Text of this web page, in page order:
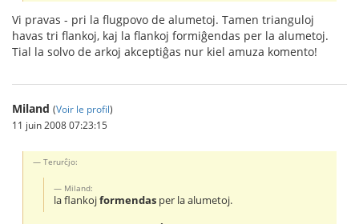
Vi pravas - pri la flugpovo de alumetoj. Tamen trianguloj
havas tri flankoj, kaj la flankoj formiĝendas per la alumetoj.
Tial la solvo de arkoj akceptiĝas nur kiel amuza komento!
Miland (Voir le profil)
11 juin 2008 07:23:15
Terurĉjo:
Miland:
la flankojformendas per la alumetoj.